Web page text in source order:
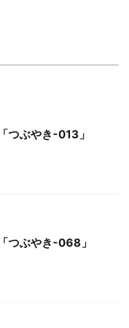
つぶやき-013」
つぶやき-068」